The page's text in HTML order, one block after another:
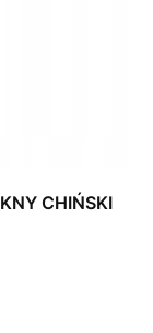
CHIŃSKI